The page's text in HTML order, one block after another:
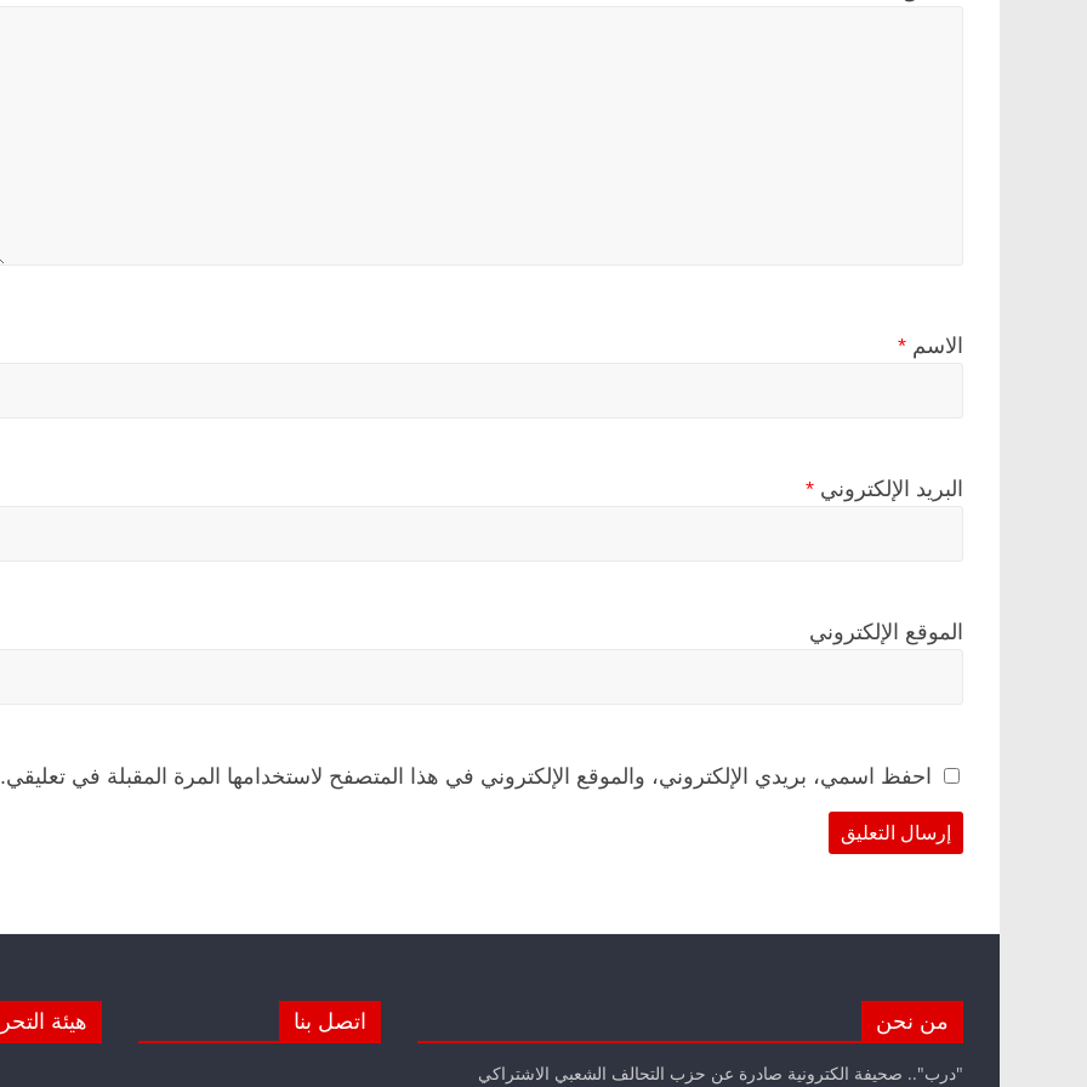
الاسم *
البريد الإلكتروني *
الموقع الإلكتروني
احفظ اسمي، بريدي الإلكتروني، والموقع الإلكتروني في هذا المتصفح لاستخدامها المرة المقبلة في تعليقي.
من نحن
"درب".. صحيفة الكترونية صادرة عن حزب التحالف الشعبي الاشتراكي
اتصل بنا هيئة